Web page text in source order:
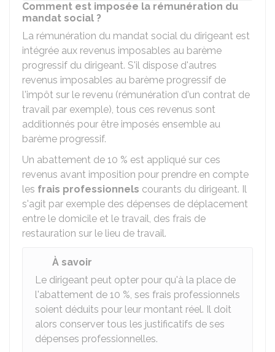
Comment est imposée la rémunération du
mandat social ?
La rémunération du mandat social du dirigeant est
intégrée aux revenus imposables au barème
progressif du dirigeant. S'il dispose d'autres
revenus imposables au barème progressif de
l'impôt sur le revenu (rémunération d'un contrat de
travail par exemple), tous ces revenus sont
additionnés pour être imposés ensemble au
barème progressif.
Un abattement de 10 % est appliqué sur ces
revenus avant imposition pour prendre en compte
les frais professionnels courants du dirigeant. Il
s'agit par exemple des dépenses de déplacement
entre le domicile et le travail, des frais de
restauration sur le lieu de travail.
À savoir
Le dirigeant peut opter pour qu'à la place de
l'abattement de 10 %, ses frais professionnels
soient déduits pour leur montant réel. Il doit
alors conserver tous les justificatifs de ses
dépenses professionnelles.